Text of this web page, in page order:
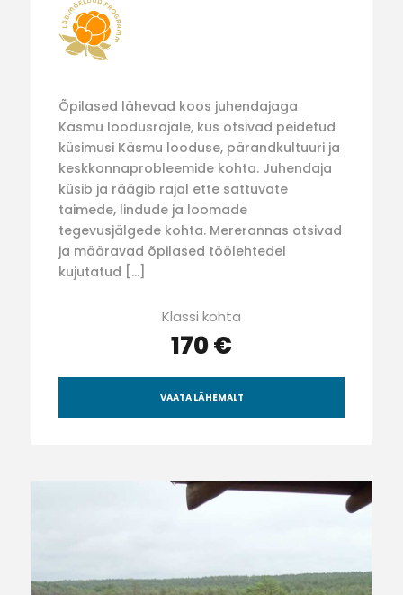
Õpilased lähevad koos juhendajaga
Käsmu loodusrajale, kus otsivad peidetud
küsimusi Käsmu looduse, pärandkultuuri ja
keskkonnaprobleemide kohta. Juhendaja
küsib ja räägib rajal ette sattuvate
taimede, lindude ja loomade
tegevusjälgede kohta. Mererannas otsivad
ja määravad õpilased töölehtedel
kujutatud […]
Klassi kohta
170 €
VAATA LÄHEMALT